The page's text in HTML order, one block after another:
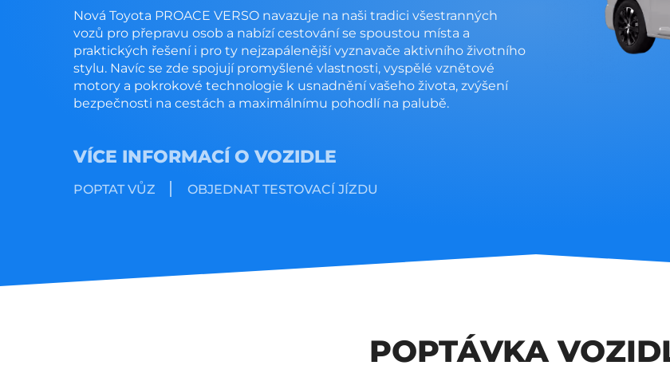
Nová Toyota PROACE VERSO navazuje na naši tradici všestranných
vozů pro přepravu osob a nabízí cestování se spoustou místa a
praktických řešení i pro ty nejzapálenější vyznavače aktivního životního
stylu. Navíc se zde spojují promyšlené vlastnosti, vyspělé vznětové
motory a pokrokové technologie k usnadnění vašeho života, zvýšení
bezpečnosti na cestách a maximálnímu pohodlí na palubě.
VÍCE INFORMACÍ O VOZIDLE
POPTAT VŮZ OBJEDNAT TESTOVACÍ JÍZDU
POPTÁVKA